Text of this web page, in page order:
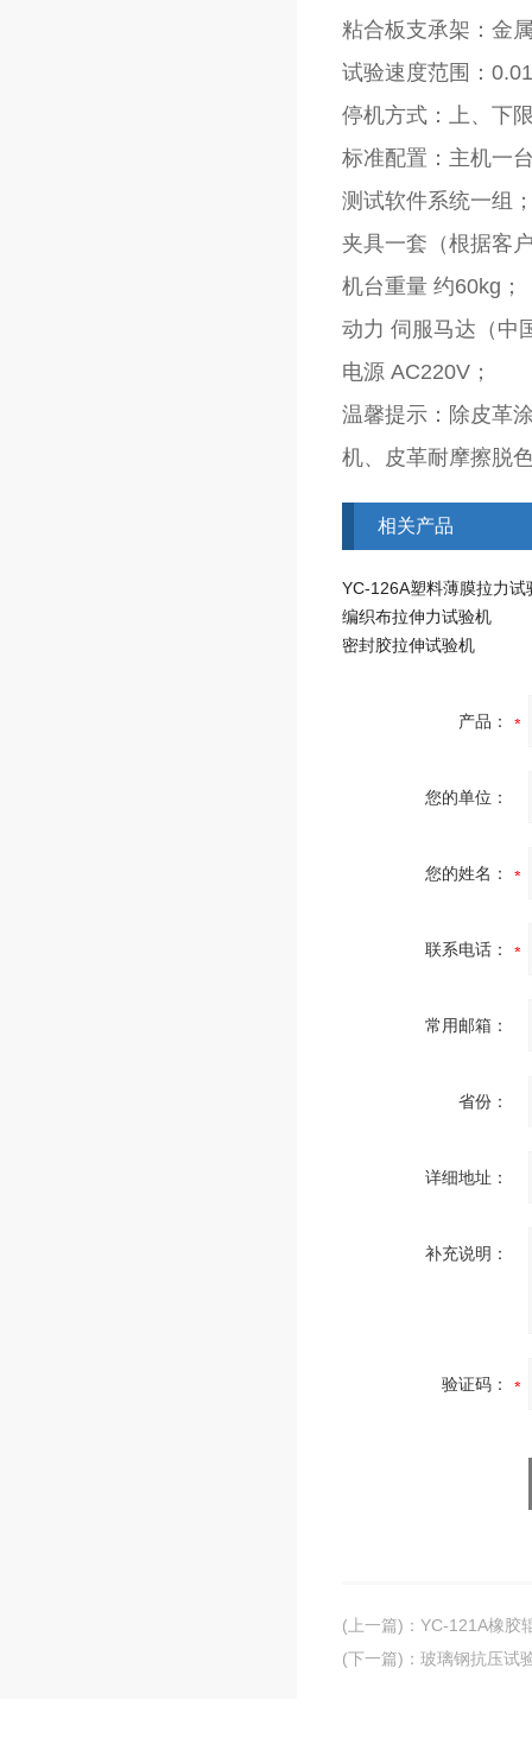
粘合板支承架：金
试验速度范围：
停机方式：上、下
标准配置：主机一
测试软件系统一组
夹具一套（根据客
机台重量 约60kg；
动力 伺服马达（中
电源 AC220V；
温馨提示：除皮革
机、皮革耐摩擦脱
相关产品
YC-126A塑料薄膜拉力试
编织布拉伸力试验机
密封胶拉伸试验机
产品：
您的单位：
您的姓名：
联系电话：
常用邮箱：
省份：
详细地址：
补充说明：
验证码：
(上一篇) ： YC-121A橡胶
(下一篇) ： 玻璃钢抗压试